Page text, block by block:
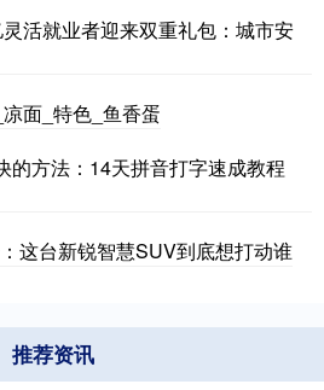
活就业者迎来双重礼包：城市安
面_特色_鱼香蛋
的方法：14天拼音打字速成教程
这台新锐智慧SUV到底想打动谁
推荐资讯